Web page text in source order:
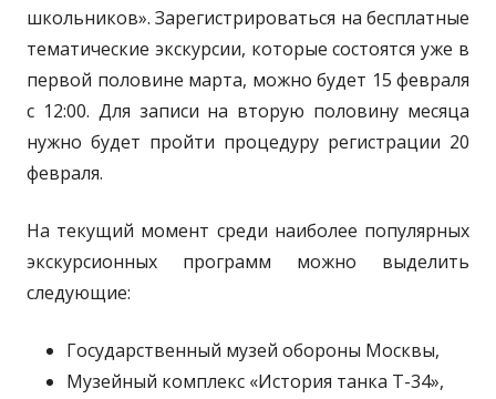
школьников». Зарегистрироваться на бесплатные
тематические экскурсии, которые состоятся уже в
первой половине марта, можно будет 15 февраля
с 12:00. Для записи на вторую половину месяца
нужно будет пройти процедуру регистрации 20
февраля.
На текущий момент среди наиболее популярных
экскурсионных программ можно выделить
следующие:
Государственный музей обороны Москвы,
Музейный комплекс «История танка Т-34»,